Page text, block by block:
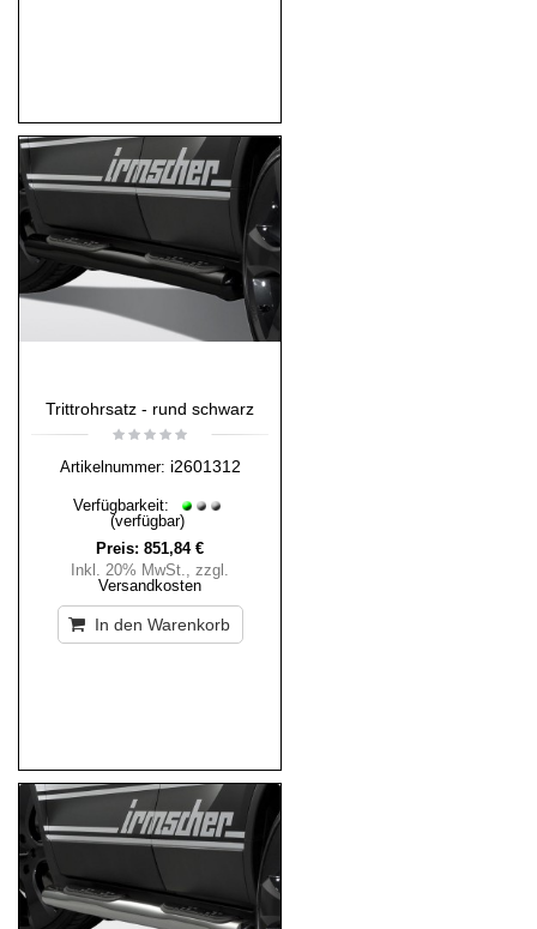
Trittrohrsatz - rund schwarz
Artikelnummer: i2601312
Verfügbarkeit:
(verfügbar)
Preis: 851,84 €
Inkl. 20% MwSt., zzgl.
Versandkosten
In den Warenkorb